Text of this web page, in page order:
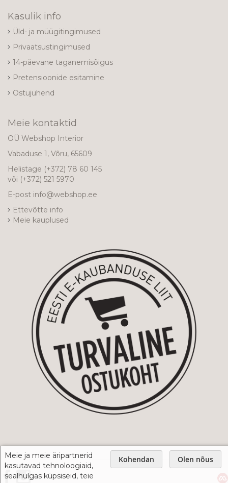
Meie ja meie äripartnerid
kasutavad tehnoloogiaid,
sealhulgas küpsiseid, teie
Kohendan Olen nõus
Kasulik info
Üld- ja müügitingimused
Privaatsustingimused
14-päevane taganemisõigus
Pretensioonide esitamine
Ostujuhend
Meie kontaktid
OÜ Webshop Interior
Vabaduse 1, Võru, 65609
Helistage (+372) 78 60 145
või (+372) 521 5970
E-post info@webshop.ee
Ettevõtte info
Meie kauplused